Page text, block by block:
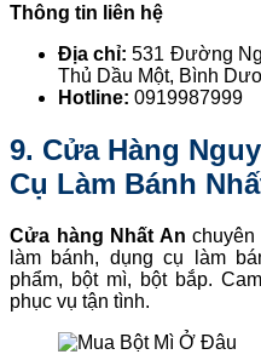
Thông tin liên hệ
Địa chỉ: 531 Đường
Thủ Dầu Một, Bình
Hotline: 0919987999
9. Cửa Hàng
Cụ Làm Bánh
Cửa hàng Nhất An
làm bánh, dụng cụ làm
phẩm, bột mì, bột bắp.
phục vụ tận tình.